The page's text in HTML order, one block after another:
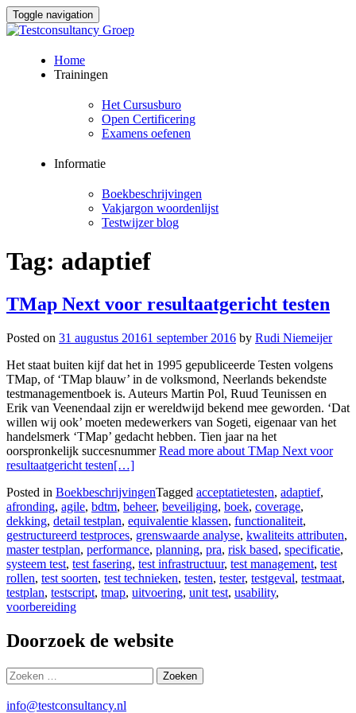
Toggle navigation
Home
Trainingen
Het Cursusburo
Open Certificering
Examens oefenen
Informatie
Boekbeschrijvingen
Vakjargon woordenlijst
Testwijzer blog
Tag: adaptief
TMap Next voor resultaatgericht testen
Posted on 31 augustus 20161 september 2016 by Rudi Niemeijer
Het staat buiten kijf dat het in 1995 ge­pu­bli­ceer­de Testen volgens
TMap, of ‘TMap blauw’ in de volksmond, Neerlands bekendste
test­mana­gement­boek is. Auteurs Martin Pol, Ruud Teu­nissen en
Erik van Veenen­daal zijn er wereld­wijd bekend mee geworden. ‘Dat
willen wij ook’ moeten mede­werkers van Sogeti, eigenaar van het
handelsmerk ‘TMap’ gedacht hebben. Tien jaar na het
oorspronkelijk succesnummerRead more about TMap Next voor
resultaatgericht testen[…]
Posted in BoekbeschrijvingenTagged acceptatietesten, adaptief,
afronding, agile, bdtm, beheer, beveiliging, boek, coverage,
dekking, detail testplan, equivalentie klassen, functionaliteit,
gestructureerd testproces, grenswaarde analyse, kwaliteits attributen,
master testplan, performance, planning, pra, risk based, specificatie,
systeem test, test fasering, test infrastructuur, test management, test
rollen, test soorten, test technieken, testen, tester, testgeval, testmaat,
testplan, testscript, tmap, uitvoering, unit test, usability,
voorbereiding
Doorzoek de website
Zoeken
naar:
info@testconsultancy.nl